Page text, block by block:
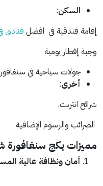
السكن:
إقامة فندقية في افضل فنادق
وجبة إفطار يومية
جولات سياحية في
أخرى:
شرائح انترنت.
الضرائب والرسوم الإضافية
مميزات بكج سنغافورة
أمان ونظافة عالية